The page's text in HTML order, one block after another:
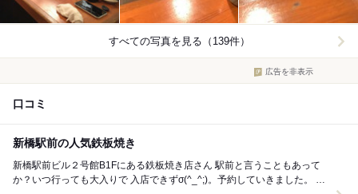
すべての写真を見る（139件）
広告を非表示
口コミ
新橋駅前の人気鉄板焼き
新橋駅前ビル２号館B1Fにある鉄板焼き店さん 駅前と言うこともあって
か？いつ行っても大入りで 入店できずσ(^_^;)。予約していきました。 鉄